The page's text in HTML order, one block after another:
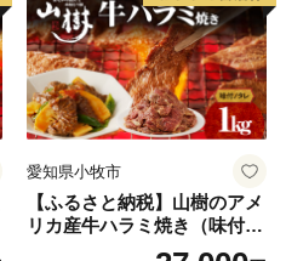
愛知県小牧市
【ふるさと納税】山樹のアメ
リカ産牛ハラミ焼き（味付）